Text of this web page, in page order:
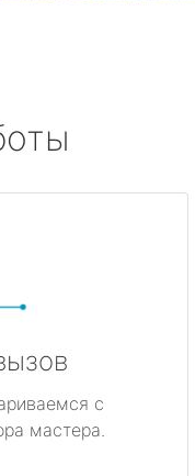
с
мастера.